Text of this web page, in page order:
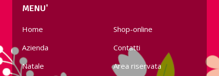
MENU'
Home
Azienda
Natale
Shop-online
Contatti
Area riservata